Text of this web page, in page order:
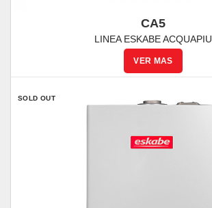
CA5
LINEA ESKABE ACQUAPIU
SOLD OUT